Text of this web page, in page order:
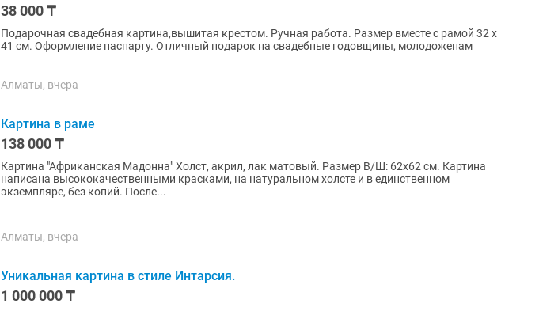
38 000 ₸
Подарочная свадебная картина,вышитая крестом. Ручная работа. Размер вместе с рамой 32 х
41 см. Оформление паспарту. Отличный подарок на свадебные годовщины, молодоженам
Алматы, вчера
Картина в раме
138 000 ₸
Картина "Африканская Мадонна" Холст, акрил, лак матовый. Размер В/Ш: 62х62 см. Картина
написана высококачественными красками, на натуральном холсте и в единственном
экземпляре, без копий. После...
Алматы, вчера
Уникальная картина в стиле Интарсия.
1 000 000 ₸